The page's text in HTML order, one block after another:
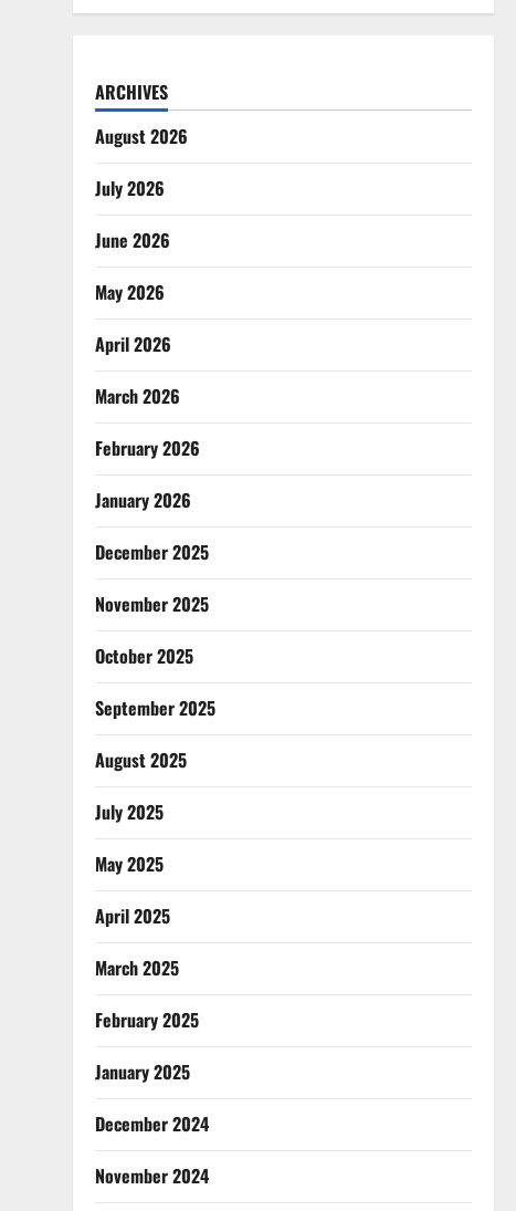
ARCHIVES
August 2026
July 2026
June 2026
May 2026
April 2026
March 2026
February 2026
January 2026
December 2025
November 2025
October 2025
September 2025
August 2025
July 2025
May 2025
April 2025
March 2025
February 2025
January 2025
December 2024
November 2024